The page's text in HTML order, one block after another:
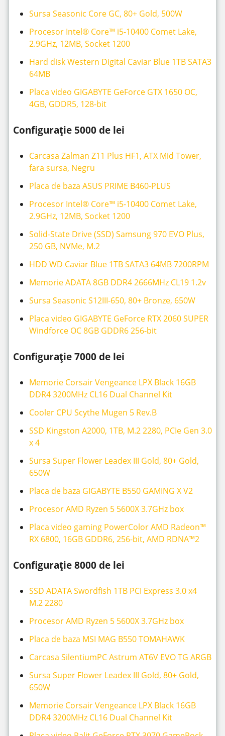
Sursa Seasonic Core GC, 80+ Gold, 500W
Procesor Intel® Core™ i5-10400 Comet Lake,
2.9GHz, 12MB, Socket 1200
Hard disk Western Digital Caviar Blue 1TB SATA3
64MB
Placa video GIGABYTE GeForce GTX 1650 OC,
4GB, GDDR5, 128-bit
Configurație 5000 de lei
Carcasa Zalman Z11 Plus HF1, ATX Mid Tower,
fara sursa, Negru
Placa de baza ASUS PRIME B460-PLUS
Procesor Intel® Core™ i5-10400 Comet Lake,
2.9GHz, 12MB, Socket 1200
Solid-State Drive (SSD) Samsung 970 EVO Plus,
250 GB, NVMe, M.2
HDD WD Caviar Blue 1TB SATA3 64MB 7200RPM
Memorie ADATA 8GB DDR4 2666MHz CL19 1.2v
Sursa Seasonic S12III-650, 80+ Bronze, 650W
Placa video GIGABYTE GeForce RTX 2060 SUPER
Windforce OC 8GB GDDR6 256-bit
Configurație 7000 de lei
Memorie Corsair Vengeance LPX Black 16GB
DDR4 3200MHz CL16 Dual Channel Kit
Cooler CPU Scythe Mugen 5 Rev.B
SSD Kingston A2000, 1TB, M.2 2280, PCIe Gen 3.0
x 4
Sursa Super Flower Leadex III Gold, 80+ Gold,
650W
Placa de baza GIGABYTE B550 GAMING X V2
Procesor AMD Ryzen 5 5600X 3.7GHz box
Placa video gaming PowerColor AMD Radeon™
RX 6800, 16GB GDDR6, 256-bit, AMD RDNA™2
Configurație 8000 de lei
SSD ADATA Swordfish 1TB PCI Express 3.0 x4
M.2 2280
Procesor AMD Ryzen 5 5600X 3.7GHz box
Placa de baza MSI MAG B550 TOMAHAWK
Carcasa SilentiumPC Astrum AT6V EVO TG ARGB
Sursa Super Flower Leadex III Gold, 80+ Gold,
650W
Memorie Corsair Vengeance LPX Black 16GB
DDR4 3200MHz CL16 Dual Channel Kit